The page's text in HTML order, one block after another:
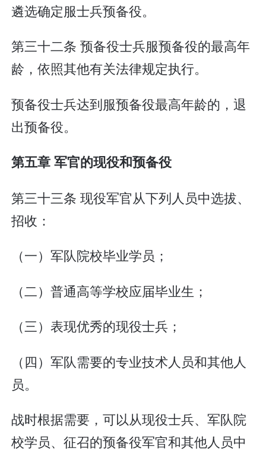
遴选确定服士兵预备役。
第三十二条 预备役士兵服预备役的最高年
龄，依照其他有关法律规定执行。
预备役士兵达到服预备役最高年龄的，退
出预备役。
第五章 军官的现役和预备役
第三十三条 现役军官从下列人员中选拔、
招收：
（一）军队院校毕业学员；
（二）普通高等学校应届毕业生；
（三）表现优秀的现役士兵；
（四）军队需要的专业技术人员和其他人
员。
战时根据需要，可以从现役士兵、军队院
校学员、征召的预备役军官和其他人员中